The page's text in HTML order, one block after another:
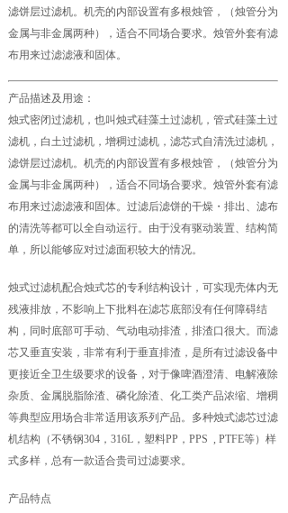
滤饼层过滤机。机壳的内部设置有多根烛管，（烛管分为
金属与非金属两种），适合不同场合要求。烛管外套有滤
布用来过滤滤液和固体。
产品描述及用途：
烛式密闭过滤机，也叫烛式硅藻土过滤机，管式硅藻土过
滤机，白土过滤机，增稠过滤机，滤芯式自清洗过滤机，
滤饼层过滤机。机壳的内部设置有多根烛管，（烛管分为
金属与非金属两种），适合不同场合要求。烛管外套有滤
布用来过滤滤液和固体。过滤后滤饼的干燥・排出、滤布
的清洗等都可以全自动运行。由于没有驱动装置、结构简
单，所以能够应对过滤面积较大的情况。
烛式过滤机配合烛式芯的专利结构设计，可实现壳体内无
残液排放，不影响上下批料在滤芯底部没有任何障碍结
构，同时底部可手动、气动电动排渣，排渣口很大。而滤
芯又垂直安装，非常有利于垂直排渣，是所有过滤设备中
更接近全卫生级要求的设备，对于像啤酒澄清、电解液除
杂质、金属脱脂除渣、磷化除渣、化工类产品浓缩、增稠
等典型应用场合非常适用该系列产品。多种烛式滤芯过滤
机结构（不锈钢304，316L，塑料PP，PPS , PTFE等）样
式多样，总有一款适合贵司过滤要求。
产品特点